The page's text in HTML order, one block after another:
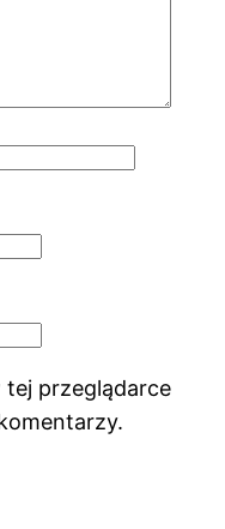
tej przeglądarce